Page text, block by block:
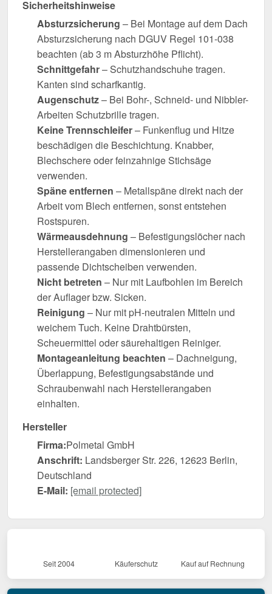
Sicherheitshinweise
Absturzsicherung – Bei Montage auf dem Dach
Absturzsicherung nach DGUV Regel 101-038
beachten (ab 3 m Absturzhöhe Pflicht).
Schnittgefahr– Schutzhandschuhe tragen.
Kanten sind scharfkantig.
Augenschutz– Bei Bohr-, Schneid- und Nibbler-
Arbeiten Schutzbrille tragen.
Keine Trennschleifer– Funkenflug und Hitze
beschädigen die Beschichtung. Knabber,
Blechschere oder feinzahnige Stichsäge
verwenden.
Späne entfernen – Metallspäne direkt nach der
Arbeit vom Blech entfernen, sonst entstehen
Rostspuren.
Wärmeausdehnung – Befestigungslöcher nach
Herstellerangaben dimensionieren und
passende Dichtscheiben verwenden.
Nicht betreten – Nur mit Laufbohlen im Bereich
der Auflager bzw. Sicken.
Reinigung – Nur mit pH-neutralen Mitteln und
weichem Tuch. Keine Drahtbürsten,
Scheuermittel oder säurehaltigen Reiniger.
Montageanleitung beachten – Dachneigung,
Überlappung, Befestigungsabstände und
Schraubenwahl nach Herstellerangaben
einhalten.
Hersteller
Firma:Polmetal GmbH
Anschrift: Landsberger Str. 226, 12623 Berlin,
Deutschland
E-Mail: [email protected]
Seit 2004 Käuferschutz Kauf auf Rechnung